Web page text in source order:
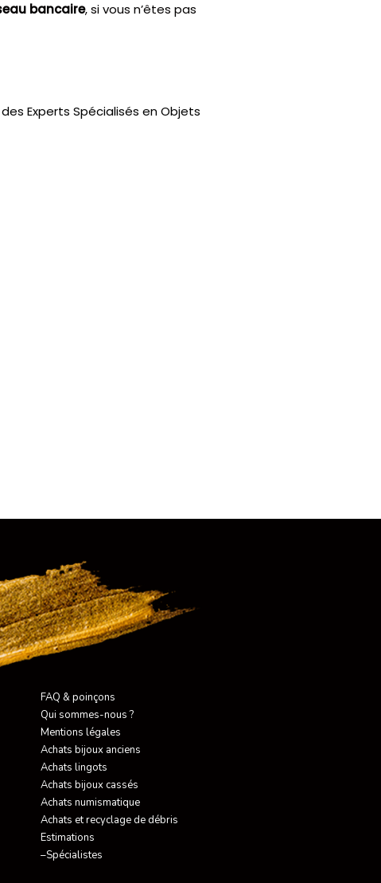
bancaire, si vous n’êtes pas
Experts Spécialisés en Objets
FAQ & poinçons
Qui sommes-nous ?
Mentions légales
Achats bijoux anciens
Achats lingots
Achats bijoux cassés
Achats numismatique
Achats et recyclage de débris
Estimations
–Spécialistes